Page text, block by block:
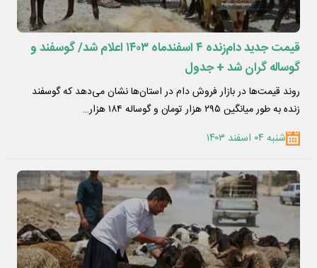
قیمت جدید دام‌زنده ۴ اسفندماه ۱۴۰۳ اعلام شد/ گوسفند و
گوساله گران شد + جدول
روند قیمت‌ها در بازار فروش دام در استان‌ها نشان می‌دهد که گوسفند
زنده به طور میانگین ۲۹۵ هزار تومان و گوساله ۱۸۴ هزار…
شنبه ۰۴ اسفند ۱۴۰۳